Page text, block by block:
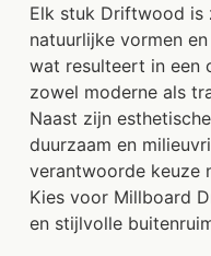
Elk stuk Driftwood
natuurlijke vormen
wat resulteert in een
zowel moderne als
Naast zijn
duurzaam en
verantwoorde keuze
Kies voor Millboard
en stijlvolle